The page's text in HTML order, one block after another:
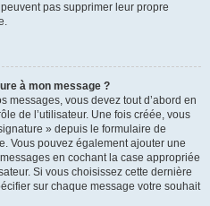
pas supprimer leur propre
à mon message ?
messages, vous devez tout d’abord en
de l’utilisateur. Une fois créée, vous
» depuis le formulaire de
Vous pouvez également ajouter une
en cochant la case appropriée
Si vous choisissez cette dernière
sur chaque message votre souhait